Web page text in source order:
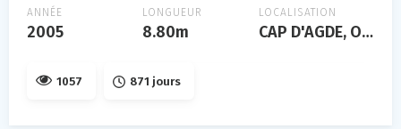
ANNÉE
2005
LONGUEUR
8.80m
LOCALISATION
CAP D'AGDE, Occitanie, FRANCE
1057 871 jours